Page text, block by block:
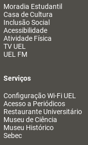
Moradia Estudantil
Casa de Cultura
Inclusão Social
Acessibilidade
Atividade Física
TV UEL
UEL FM
Serviços
Configuração Wi-Fi UEL
Acesso a Periódicos
Restaurante Universitário
Museu de Ciência
Museu Histórico
Sebec